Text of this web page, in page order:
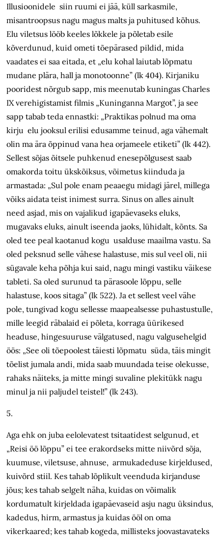
Illusioonidele siin ruumi ei jää, küll sarkasmile,
misantroopsus nagu magus malts ja puhitused kõhus.
Elu viletsus lööb keeles lõkkele ja põletab esile
kõverdunud, kuid ometi tõepärased pildid, mida
vaadates ei saa eitada, et „elu kohal laiutab lõpmatu
mudane plära, hall ja monotoonne” (lk 404). Kirjaniku
pooridest nõrgub sapp, mis meenutab kuningas Charles
IX verehigistamist filmis „Kuninganna Margot”, ja see
sapp tabab teda ennastki: „Praktikas polnud ma oma
kirju elu jooksul erilisi edusamme teinud, aga vähemalt
olin ma ära õppinud vana hea orjameele etiketi” (lk 442).
Sellest sõjas õitsele puhkenud enesepõlgusest saab
omakorda toitu ükskõiksus, võimetus kiinduda ja
armastada: „Sul pole enam peaaegu midagi järel, millega
võiks aidata teist inimest surra. Sinus on alles ainult
need asjad, mis on vajalikud igapäevaseks eluks,
mugavaks eluks, ainult iseenda jaoks, lühidalt, kõnts. Sa
oled tee peal kaotanud kogu usalduse maailma vastu. Sa
oled peksnud selle vähese halastuse, mis sul veel oli, nii
sügavale keha põhja kui said, nagu mingi vastiku väikese
tableti. Sa oled surunud ta pärasoole lõppu, selle
halastuse, koos sitaga” (lk 522). Ja et sellest veel vähe
pole, tungivad kogu sellesse maapealsesse puhastustulle,
mille leegid räbalaid ei põleta, korraga üürikesed
headuse, hingesuuruse välgatused, nagu valgusehelgid
öös: „See oli tõepoolest täiesti lõpmatu süda, täis mingit
tõelist jumala andi, mida saab muundada teise olekusse,
rahaks näiteks, ja mitte mingi suvaline plekitükk nagu
minul ja nii paljudel teistel!” (lk 243).
5.
Aga ehk on juba eelolevatest tsitaatidest selgunud, et
„Reisi öö lõppu” ei tee erakordseks mitte niivõrd sõja,
kuumuse, viletsuse, ahnuse, armukadeduse kirjeldused,
kuivõrd stiil. Kes tahab lõplikult veenduda kirjanduse
jõus; kes tahab selgelt näha, kuidas on võimalik
kordumatult kirjeldada igapäevaseid asju nagu üksindus,
kadedus, hirm, armastus ja kuidas ööl on oma
vikerkaared; kes tahab kogeda, millisteks joovastavateks